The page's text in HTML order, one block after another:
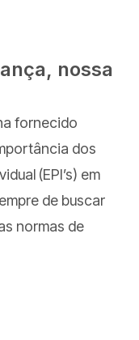
nossa
fornecido
dos
(EPI’s) em
de buscar
normas de